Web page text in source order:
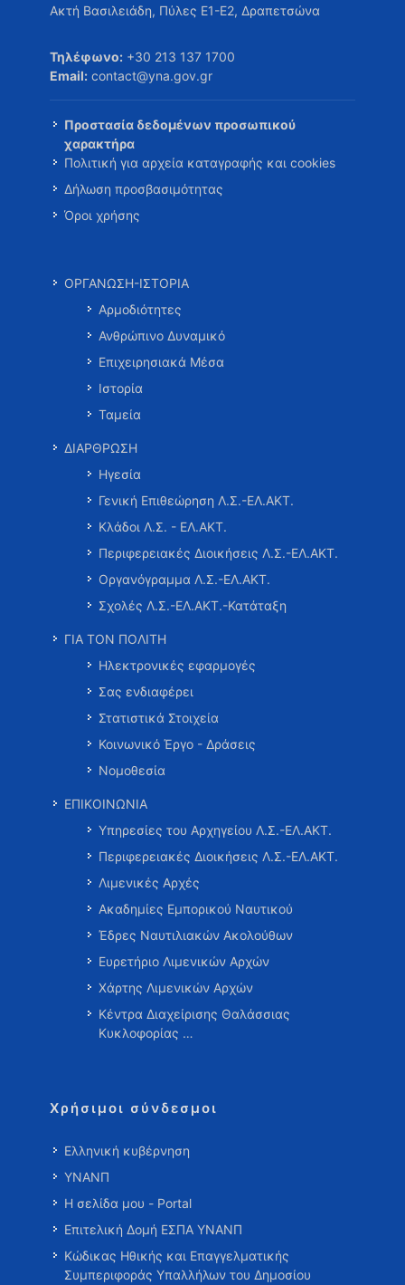
Ακτή Βασιλειάδη, Πύλες Ε1-Ε2, Δραπετσώνα
Τηλέφωνο: +30 213 137 1700
Email: contact@yna.gov.gr
Προστασία δεδομένων προσωπικού
χαρακτήρα
Πολιτική για αρχεία καταγραφής και cookies
Δήλωση προσβασιμότητας
Όροι χρήσης
ΟΡΓΑΝΩΣΗ-ΙΣΤΟΡΙΑ
Αρμοδιότητες
Ανθρώπινο Δυναμικό
Επιχειρησιακά Μέσα
Ιστορία
Ταμεία
ΔΙΑΡΘΡΩΣΗ
Ηγεσία
Γενική Επιθεώρηση Λ.Σ.-ΕΛ.ΑΚΤ.
Κλάδοι Λ.Σ. - ΕΛ.ΑΚΤ.
Περιφερειακές Διοικήσεις Λ.Σ.-ΕΛ.ΑΚΤ.
Οργανόγραμμα Λ.Σ.-ΕΛ.ΑΚΤ.
Σχολές Λ.Σ.-ΕΛ.ΑΚΤ.-Κατάταξη
ΓΙΑ ΤΟΝ ΠΟΛΙΤΗ
Ηλεκτρονικές εφαρμογές
Σας ενδιαφέρει
Στατιστικά Στοιχεία
Κοινωνικό Έργο - Δράσεις
Νομοθεσία
ΕΠΙΚΟΙΝΩΝΙΑ
Υπηρεσίες του Αρχηγείου Λ.Σ.-ΕΛ.ΑΚΤ.
Περιφερειακές Διοικήσεις Λ.Σ.-ΕΛ.ΑΚΤ.
Λιμενικές Αρχές
Ακαδημίες Εμπορικού Ναυτικού
Έδρες Ναυτιλιακών Ακολούθων
Ευρετήριο Λιμενικών Αρχών
Χάρτης Λιμενικών Αρχών
Κέντρα Διαχείρισης Θαλάσσιας
Κυκλοφορίας …
Χρήσιμοι σύνδεσμοι
Ελληνική κυβέρνηση
ΥΝΑΝΠ
Η σελίδα μου - Portal
Επιτελική Δομή ΕΣΠΑ ΥΝΑΝΠ
Κώδικας Ηθικής και Επαγγελματικής
Συμπεριφοράς Υπαλλήλων του Δημοσίου